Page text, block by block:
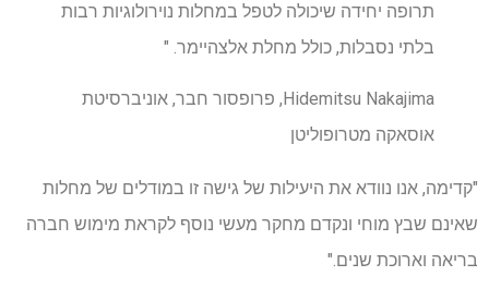
תרופה יחידה שיכולה לטפל במחלות נוירולוגיות רבות
בלתי נסבלות, כולל מחלת אלצהיימר. "
Hidemitsu Nakajima, פרופסור חבר, אוניברסיטת
אוסאקה מטרופוליטן
"קדימה, אנו נוודא את היעילות של גישה זו במודלים של מחלות
שאינם שבץ מוחי ונקדם מחקר מעשי נוסף לקראת מימוש חברה
בריאה וארוכת שנים."